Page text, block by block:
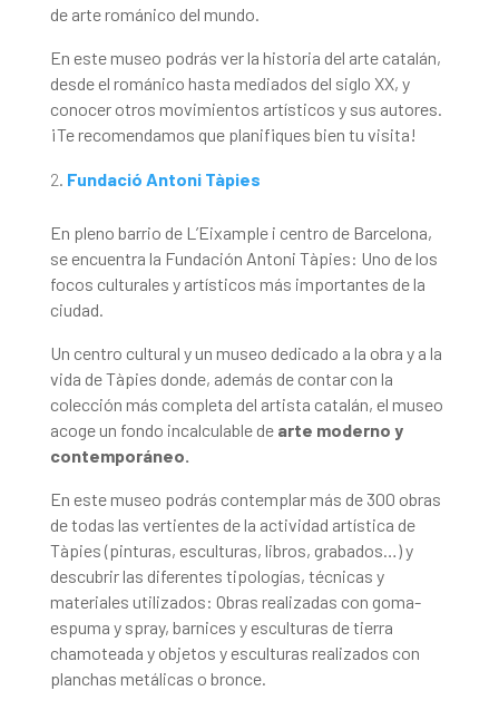
de arte románico del mundo.
En este museo podrás ver la historia del arte catalán,
desde el románico hasta mediados del siglo XX, y
conocer otros movimientos artísticos y sus autores.
¡Te recomendamos que planifiques bien tu visita!
Fundació Antoni Tàpies
En pleno barrio de L’Eixample i centro de Barcelona,
se encuentra la Fundación Antoni Tàpies: Uno de los
focos culturales y artísticos más importantes de la
ciudad.
Un centro cultural y un museo dedicado a la obra y a la
vida de Tàpies donde, además de contar con la
colección más completa del artista catalán, el museo
acoge un fondo incalculable de arte moderno y
contemporáneo.
En este museo podrás contemplar más de 300 obras
de todas las vertientes de la actividad artística de
Tàpies (pinturas, esculturas, libros, grabados…) y
descubrir las diferentes tipologías, técnicas y
materiales utilizados: Obras realizadas con goma-
espuma y spray, barnices y esculturas de tierra
chamoteada y objetos y esculturas realizados con
planchas metálicas o bronce.